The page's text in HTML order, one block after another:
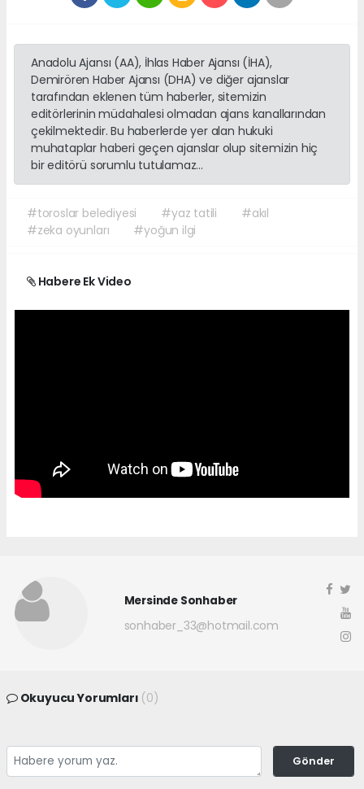
Anadolu Ajansı (AA), İhlas Haber Ajansı (İHA),
Demirören Haber Ajansı (DHA) ve diğer ajanslar
tarafından eklenen tüm haberler, sitemizin
editörlerinin müdahalesi olmadan ajans kanallarından
çekilmektedir. Bu haberlerde yer alan hukuki
muhataplar haberi geçen ajanslar olup sitemizin hiç
bir editörü sorumlu tutulamaz...
#toroslar belediyesi #yaz tatili
#akıl
#zeka oyunları
#yoğun ilgi
Habere Ek Video
Mersinde Sonhaber
sonhaber_33@hotmail.com
Okuyucu Yorumları (0)
Gönder